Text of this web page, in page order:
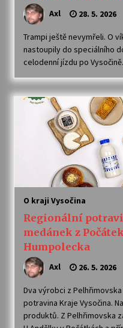
Axl 28. 5. 2026
Trampi ještě nevymřeli. O
nastoupily do speciálního
celodenní jízdu po Vysočině.
O kraji Vysočina
Regionální
medánek z
Humpolecka
Axl 26. 5. 2026
Dva výrobci z
potravina Kraje Vysočina.
produktů. Z Pelhřimovska